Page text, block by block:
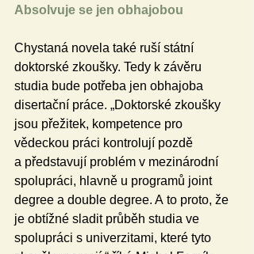
Absolvuje se jen obhajobou
Chystaná novela také ruší státní
doktorské zkoušky. Tedy k závěru
studia bude potřeba jen obhajoba
disertační práce. „Doktorské zkoušky
jsou přežitek, kompetence pro
vědeckou práci kontrolují pozdě
a představují problém v mezinárodní
spolupráci, hlavně u programů joint
degree a double degree. A to proto, že
je obtížné sladit průběh studia ve
spolupráci s univerzitami, které tyto